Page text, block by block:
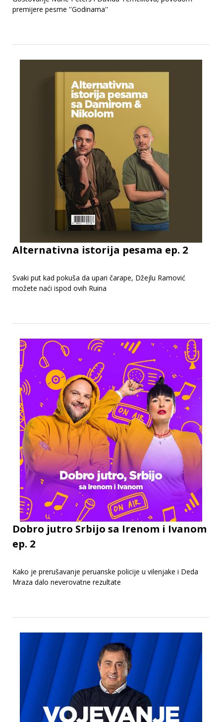
premijere pesme ''Godinama''
Alternativna istorija pesama ep. 2
Svaki put kad pokuša da upari čarape, Džejlu Ramović
možete naći ispod ovih Ruina
Dobro jutro Srbijo sa Irenom i Ivanom
ep. 2
Kako je prerušavanje peruanske policije u vilenjake i Deda
Mraza dalo neverovatne rezultate